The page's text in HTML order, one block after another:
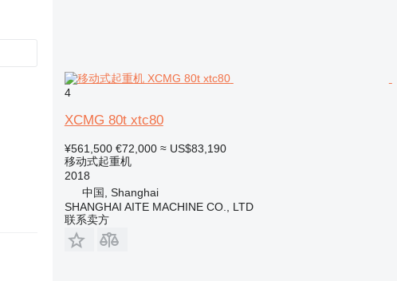
4
XCMG 80t xtc80
¥561,500 €72,000 ≈ US$83,190
移动式起重机
2018
中国, Shanghai
SHANGHAI AITE MACHINE CO., LTD
联系卖方